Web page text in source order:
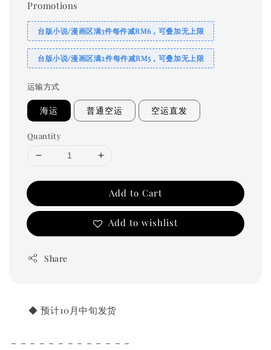
Promotions
台版小说/漫画区满3件每件减RM6，可叠加无上限
台版小说/漫画区满2件每件减RM5，可叠加无上限
运输方式
海运 普通空运 空运直发
Quantity
Add to Cart
Add to wishlist
Share
◆ 预计10月中旬发货
－－－－－－－－－－－－－